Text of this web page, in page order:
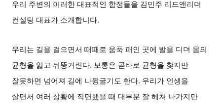
우리 주변의 이러한 대표적인 함정들을 김민주 리드앤리더
컨설팅 대표가 소개합니다.
우리는 길을 걸으면서 때때로 움푹 패인 곳에 발을 디뎌 몸의
균형을 잃고 뒤뚱거린다. 보통은 곧바로 균형을 찾지만
잘못하면 넘어져 길에 나뒹굴기도 한다. 우리가 인생을
살면서 여러 상황에 직면했을 때 대부분 잘 헤쳐 나가지만